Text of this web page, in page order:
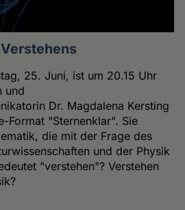
25. Juni, ist um 20.15 Uhr
und
Dr. Magdalena Kersting
Format "Sternenklar". Sie
die mit der Frage des
und der Physik
"verstehen"? Verstehen